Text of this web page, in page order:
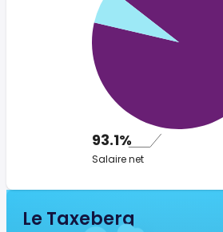
93.1%
Salaire net
Le Taxeberg